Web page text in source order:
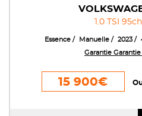
1.0 TSI
Essence Manuelle 2023
Garantie
15 900€